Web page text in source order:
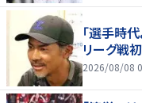
「選手時
リーグ戦
2026/08/08